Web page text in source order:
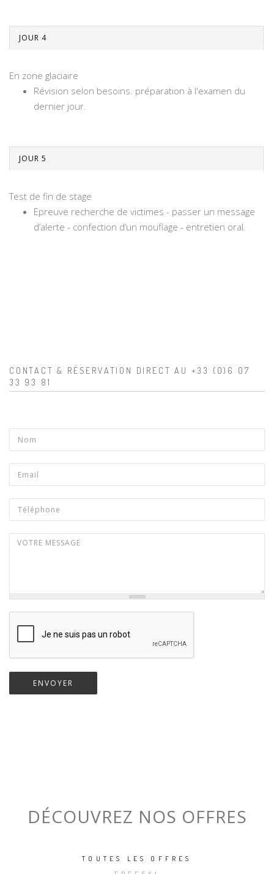
JOUR 4
En zone glaciaire
Révision selon besoins. préparation à l'examen du
dernier jour.
JOUR 5
Test de fin de stage
Epreuve recherche de victimes - passer un message
d’alerte - confection d’un mouflage - entretien oral.
CONTACT & RÉSERVATION DIRECT AU +33 (0)6 07
33 93 81
Produit
Nom
Email *
Téléphone
Votre message*
DÉCOUVREZ NOS OFFRES
TOUTES LES OFFRES